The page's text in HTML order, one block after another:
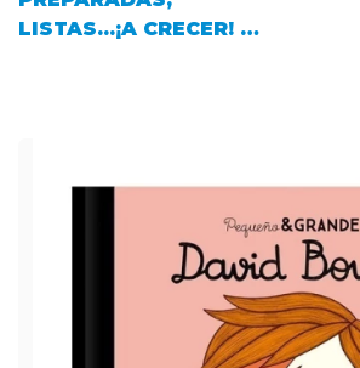
LISTAS...¡A CRECER! -